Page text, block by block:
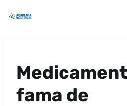
fama de